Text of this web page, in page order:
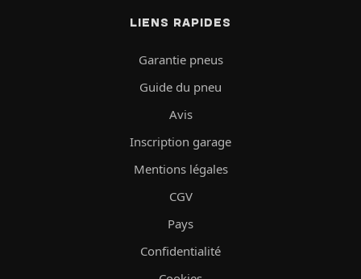
LIENS RAPIDES
Garantie pneus
Guide du pneu
Avis
Inscription garage
Mentions légales
CGV
Pays
Confidentialité